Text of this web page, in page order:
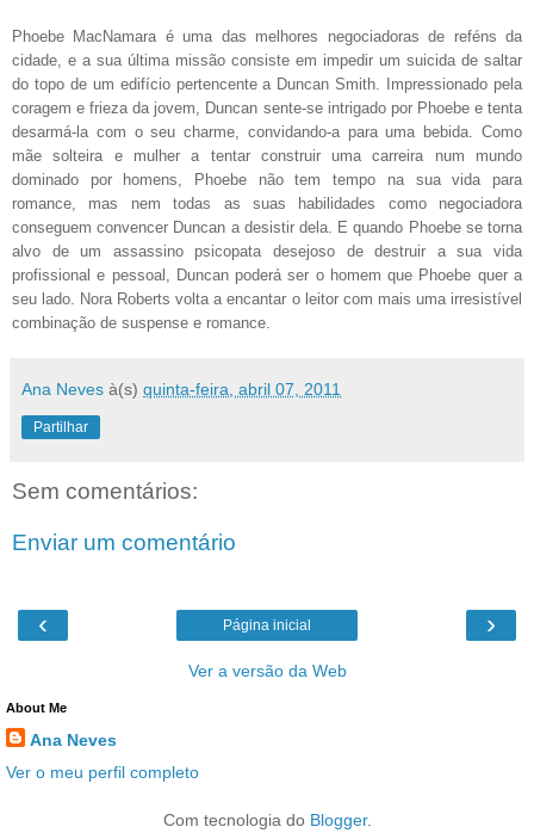
Phoebe MacNamara é uma das melhores negociadoras de reféns da
cidade, e a sua última missão consiste em impedir um suicida de saltar
do topo de um edifício pertencente a Duncan Smith. Impressionado pela
coragem e frieza da jovem, Duncan sente-se intrigado por Phoebe e tenta
desarmá-la com o seu charme, convidando-a para uma bebida. Como
mãe solteira e mulher a tentar construir uma carreira num mundo
dominado por homens, Phoebe não tem tempo na sua vida para
romance, mas nem todas as suas habilidades como negociadora
conseguem convencer Duncan a desistir dela. E quando Phoebe se torna
alvo de um assassino psicopata desejoso de destruir a sua vida
profissional e pessoal, Duncan poderá ser o homem que Phoebe quer a
seu lado. Nora Roberts volta a encantar o leitor com mais uma irresistível
combinação de suspense e romance.
Ana Neves à(s) quinta-feira, abril 07, 2011
Partilhar
Sem comentários:
Enviar um comentário
‹ ›
Página inicial
Ver a versão da Web
About Me
Ana Neves
Ver o meu perfil completo
Com tecnologia do Blogger.